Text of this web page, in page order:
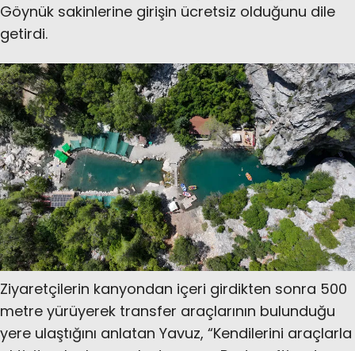
Göynük sakinlerine girişin ücretsiz olduğunu dile
getirdi.
Ziyaretçilerin kanyondan içeri girdikten sonra 500
metre yürüyerek transfer araçlarının bulunduğu
yere ulaştığını anlatan Yavuz, “Kendilerini araçlarla